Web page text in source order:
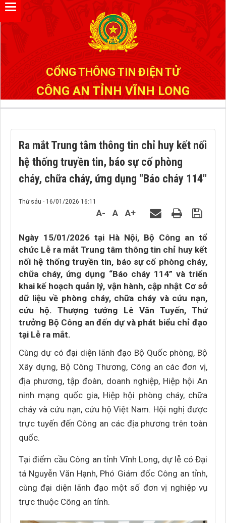
CỔNG THÔNG TIN ĐIỆN TỬ
CÔNG AN TỈNH VĨNH LONG
Ra mắt Trung tâm thông tin chỉ huy kết nối
hệ thống truyền tin, báo sự cố phòng
cháy, chữa cháy, ứng dụng "Báo cháy 114"
Thứ sáu - 16/01/2026 16:11
A- A A+
Ngày 15/01/2026 tại Hà Nội, Bộ Công an tổ
chức Lễ ra mắt Trung tâm thông tin chỉ huy kết
nối hệ thống truyền tin, báo sự cố phòng cháy,
chữa cháy, ứng dụng “Báo cháy 114” và triển
khai kế hoạch quản lý, vận hành, cập nhật Cơ sở
dữ liệu về phòng cháy, chữa cháy và cứu nạn,
cứu hộ. Thượng tướng Lê Văn Tuyến, Thứ
trưởng Bộ Công an đến dự và phát biểu chỉ đạo
tại Lễ ra mắt.
Cùng dự có đại diện lãnh đạo Bộ Quốc phòng, Bộ
Xây dựng, Bộ Công Thương, Công an các đơn vị,
địa phương, tập đoàn, doanh nghiệp, Hiệp hội An
ninh mạng quốc gia, Hiệp hội phòng cháy, chữa
cháy và cứu nạn, cứu hộ Việt Nam. Hội nghị được
trực tuyến đến Công an các địa phương trên toàn
quốc.
Tại điểm cầu Công an tỉnh Vĩnh Long, dự lễ có Đại
tá Nguyễn Văn Hạnh, Phó Giám đốc Công an tỉnh,
cùng đại diện lãnh đạo một số đơn vị nghiệp vụ
trực thuộc Công an tỉnh.